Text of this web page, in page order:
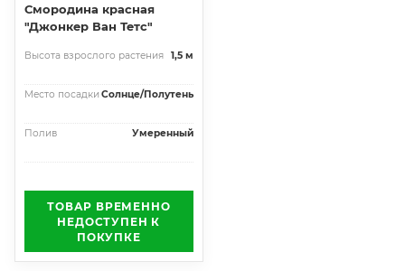
Смородина красная
"Джонкер Ван Тетс"
Высота взрослого растения 1,5 м
Место посадки Солнце/Полутень
Полив Умеренный
ТОВАР ВРЕМЕННО
НЕДОСТУПЕН К
ПОКУПКЕ